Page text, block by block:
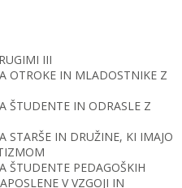
III
OTROKE IN MLADOSTNIKE Z
ŠTUDENTE IN ODRASLE Z
STARŠE IN DRUŽINE, KI IMAJO
ŠTUDENTE PEDAGOŠKIH
V VZGOJI IN